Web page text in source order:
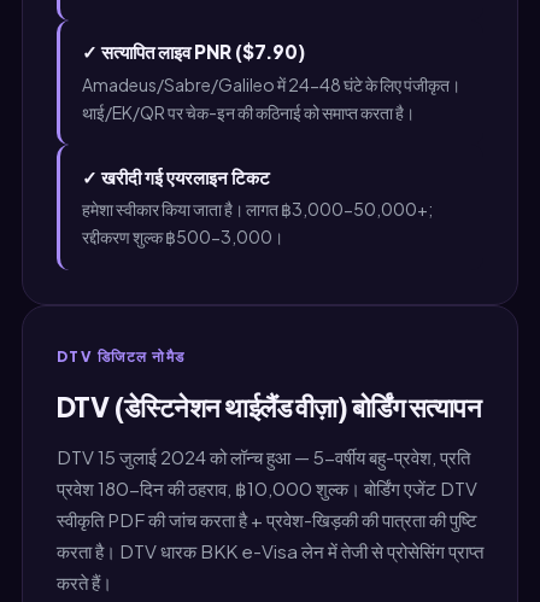
✓ सत्यापित लाइव PNR ($7.90)
Amadeus/Sabre/Galileo में 24-48 घंटे के लिए पंजीकृत।
थाई/EK/QR पर चेक-इन की कठिनाई को समाप्त करता है।
✓ खरीदी गई एयरलाइन टिकट
हमेशा स्वीकार किया जाता है। लागत ฿3,000-50,000+;
रद्दीकरण शुल्क ฿500-3,000।
DTV डिजिटल नोमैड
DTV (डेस्टिनेशन थाईलैंड वीज़ा) बोर्डिंग सत्यापन
DTV 15 जुलाई 2024 को लॉन्च हुआ — 5-वर्षीय बहु-प्रवेश, प्रति
प्रवेश 180-दिन की ठहराव, ฿10,000 शुल्क। बोर्डिंग एजेंट DTV
स्वीकृति PDF की जांच करता है + प्रवेश-खिड़की की पात्रता की पुष्टि
करता है। DTV धारक BKK e-Visa लेन में तेजी से प्रोसेसिंग प्राप्त
करते हैं।